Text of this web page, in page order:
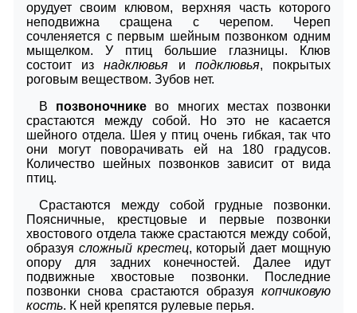
орудует своим клювом, верхняя часть которого
неподвижна сращена с черепом. Череп
сочленяется с первым шейным позвонком одним
мыщелком. У птиц большие глазницы. Клюв
состоит изнадклювья и подклювья, покрытых
роговым веществом. Зубов нет.
В позвоночнике во многих местах позвонки
срастаются между собой. Но это не касается
шейного отдела. Шея у птиц очень гибкая, так что
они могут поворачивать ей на 180 градусов.
Количество шейных позвонков зависит от вида
птиц.
Срастаются между собой грудные позвонки.
Поясничные, крестцовые и первые позвонки
хвостового отдела также срастаются между собой,
образуя сложный крестец, который дает мощную
опору для задних конечностей. Далее идут
подвижные хвостовые позвонки. Последние
позвонки снова срастаются образуя копчиковую
кость. К ней крепятся рулевые перья.